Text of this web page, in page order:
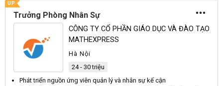
UP
Trưởng Phòng Nhân Sự
CÔNG TY CỔ PHẦN GIÁO DỤC VÀ ĐÀO TẠO
MATHEXPRESS
Hà Nội
24 - 30 triệu
Phát triển nguồn ứng viên quản lý và nhân sự kế cận